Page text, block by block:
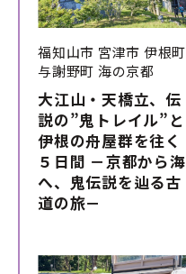
福知山市 宮津市 伊根町
与謝野町 海の京都
大江山・天橋立、伝
説の”鬼トレイル”と
伊根の舟屋群を往く
５日間 －京都から海
へ、鬼伝説を辿る古
道の旅－